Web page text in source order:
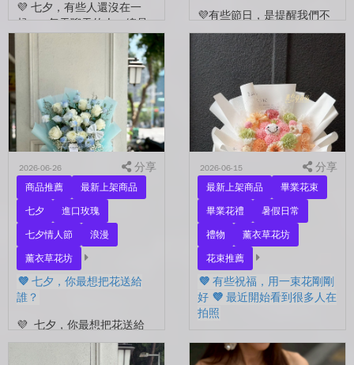
💜 七夕，有些人還沒在一
起。 每天聊天的人，總是
秒回的人， 會記得你愛喝什
麼、喜歡什麼的人。 你們
沒有說過喜歡，卻早已習慣
彼此存在。 七夕快到...
💜有些節日，是提醒我們不
要忘了表達愛。 平常的日
子，總是忙著工作、忙著生
活。 那些想說的謝謝、想
說的辛苦了、想說的我愛
你。 常常就這樣，留到了
下...
2026-06-26 分享
商品推薦
最新上架商品
七夕
進口玫瑰
七夕情人節
浪漫
薰衣草花坊
💜 七夕，你最想把花送給
誰？
💜 七夕，你最想把花送給
誰？ 是陪你走過每一天的
另一半，是一直默默支持你
2026-06-15 分享
最新上架商品
畢業花束
畢業花禮
暑假日常
禮物
薰衣草花坊
花束推薦
💜 有些祝福，用一束花剛剛
好 💜 最近開始看到很多人在
拍照
💜 有些祝福，用一束花剛剛
好 💜 最近開始看到很多人